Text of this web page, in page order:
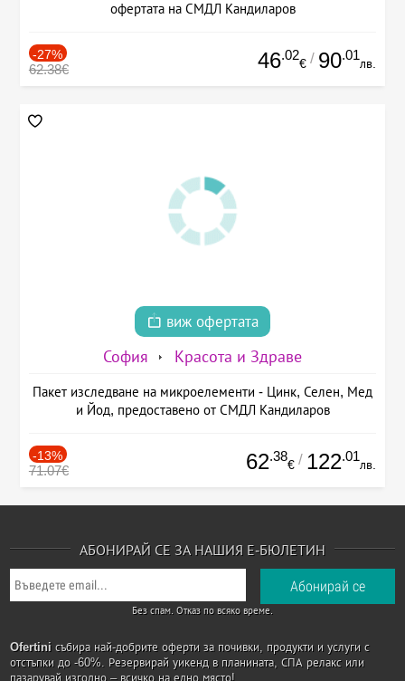
офертата на СМДЛ Кандиларов
-27%
62.38€ 46.02
€ / 90.01
лв.
виж офертата
София Красота и Здраве
Пакет изследване на микроелементи - Цинк, Селен, Мед
и Йод, предоставено от СМДЛ Кандиларов
-13%
71.07€ 62.38
€ / 122.01
лв.
АБОНИРАЙ СЕ ЗА НАШИЯ Е-БЮЛЕТИН
Без спам. Отказ по всяко време.
Ofertini събира най-добрите оферти за почивки, продукти и услуги с
отстъпки до -60%. Резервирай уикенд в планината, СПА релакс или
пазарувай изгодно – всичко на едно място!